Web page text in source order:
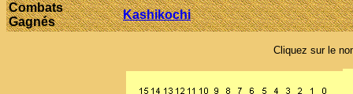
Combats
Gagnés
Kashikochi
Cliquez sur le